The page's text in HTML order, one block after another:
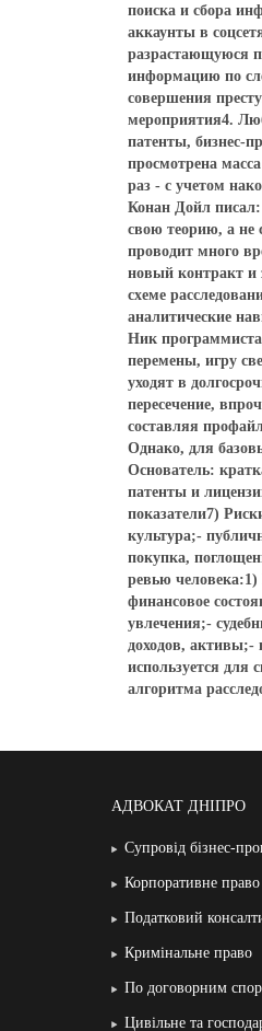
поиска и сбора
аккаунты в
разрастающуюся
информацию по
совершения
мероприятия4.
патенты, бизнес-
просмотрена
раз - с учетом
Конан Дойл
свою теорию, а не
проводит много
новый контракт и
схеме
аналитические
Ник
перемены, игру
уходят в
пересечение,
составляя
Однако, для
Основатель:
патенты и
показатели7)
культура;-
покупка,
ревью
финансовое
увлечения;-
доходов, активы;-
используется для
алгоритма
АДВОКАТ ДНІПРО
Супровід бізнес-
Корпоративне право
Податковий
Кримінальне право
По договорним
Цивільне та